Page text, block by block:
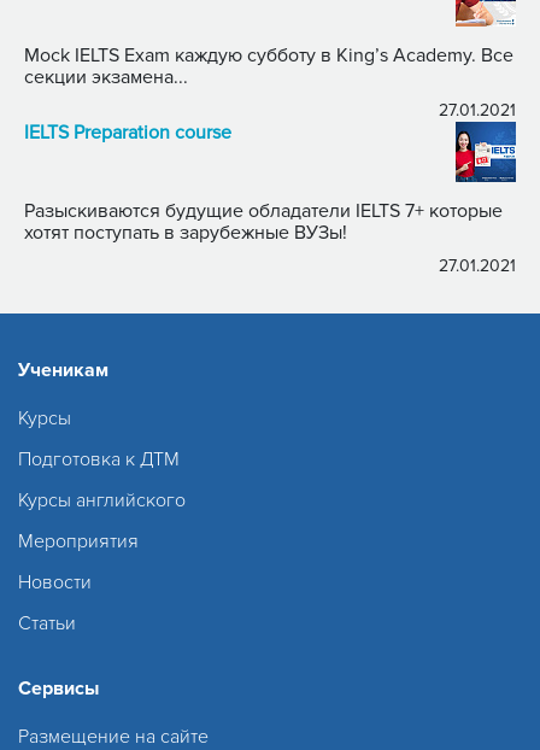
Mock IELTS Exam каждую субботу в King’s Academy. Все
секции экзамена...
27.01.2021
IELTS Preparation course
Разыскиваются будущие обладатели IELTS 7+ которые
хотят поступать в зарубежные ВУЗы!
27.01.2021
Ученикам
Курсы
Подготовка к ДТМ
Курсы английского
Мероприятия
Новости
Статьи
Сервисы
Размещение на сайте